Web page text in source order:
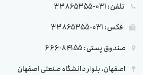
تلفن: 031-33865355
فکس: 031-33865355
صندوق پستی: 84155-666
اصفهان، بلوار دانشگاه صنعتی اصفهان